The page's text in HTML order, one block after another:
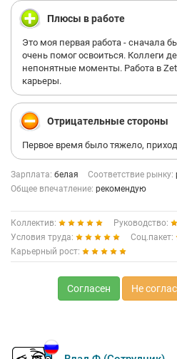
Плюсы в работе
Это моя первая работа - сначала
очень помог освоиться. Коллеги
непонятные моменты. Работа в
карьеры.
Отрицательные стороны
Первое время было тяжело,
Зарплата: белая Соответствие рынку:
Общее впечатление: рекомендую
Коллектив:
Руководство:
Условия труда:
Соц.пакет:
Карьерный рост:
Согласен Не